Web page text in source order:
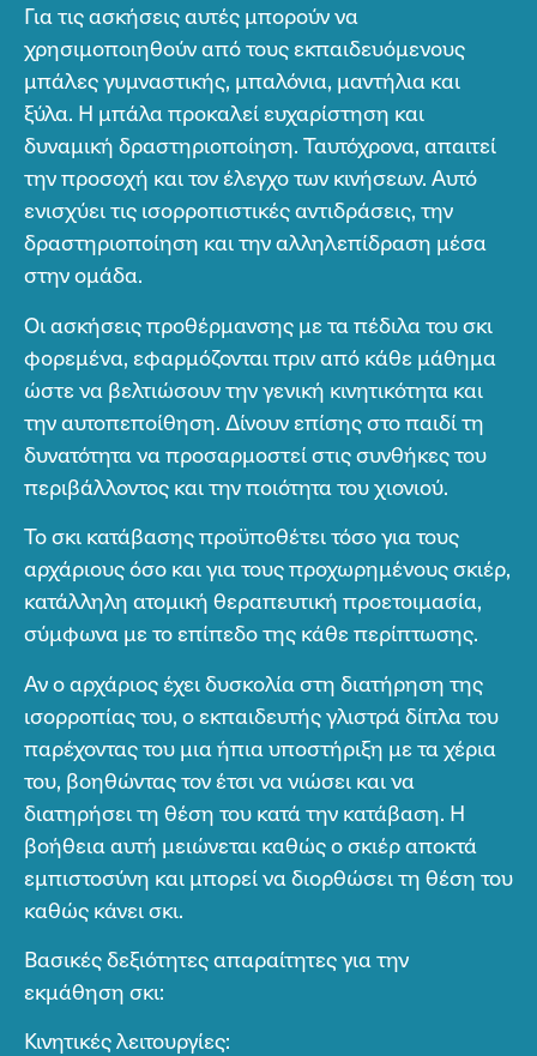
Για τις ασκήσεις αυτές μπορούν να
χρησιμοποιηθούν από τους εκπαιδευόμενους
μπάλες γυμναστικής, μπαλόνια, μαντήλια και
ξύλα. Η μπάλα προκαλεί ευχαρίστηση και
δυναμική δραστηριοποίηση. Ταυτόχρονα, απαιτεί
την προσοχή και τον έλεγχο των κινήσεων. Αυτό
ενισχύει τις ισορροπιστικές αντιδράσεις, την
δραστηριοποίηση και την αλληλεπίδραση μέσα
στην ομάδα.
Οι ασκήσεις προθέρμανσης με τα πέδιλα του σκι
φορεμένα, εφαρμόζονται πριν από κάθε μάθημα
ώστε να βελτιώσουν την γενική κινητικότητα και
την αυτοπεποίθηση. Δίνουν επίσης στο παιδί τη
δυνατότητα να προσαρμοστεί στις συνθήκες του
περιβάλλοντος και την ποιότητα του χιονιού.
Το σκι κατάβασης προϋποθέτει τόσο για τους
αρχάριους όσο και για τους προχωρημένους σκιέρ,
κατάλληλη ατομική θεραπευτική προετοιμασία,
σύμφωνα με το επίπεδο της κάθε περίπτωσης.
Αν ο αρχάριος έχει δυσκολία στη διατήρηση της
ισορροπίας του, ο εκπαιδευτής γλιστρά δίπλα του
παρέχοντας του μια ήπια υποστήριξη με τα χέρια
του, βοηθώντας τον έτσι να νιώσει και να
διατηρήσει τη θέση του κατά την κατάβαση. Η
βοήθεια αυτή μειώνεται καθώς ο σκιέρ αποκτά
εμπιστοσύνη και μπορεί να διορθώσει τη θέση του
καθώς κάνει σκι.
Βασικές δεξιότητες απαραίτητες για την
εκμάθηση σκι:
Κινητικές λειτουργίες: